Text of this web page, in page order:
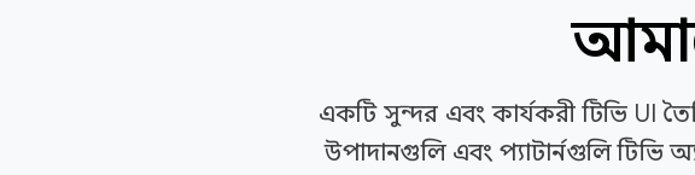
একটি সুন্দর এবং কার্যকরী টিভি UI
উপাদানগুলি এবং প্যাটার্নগুলি টিভি